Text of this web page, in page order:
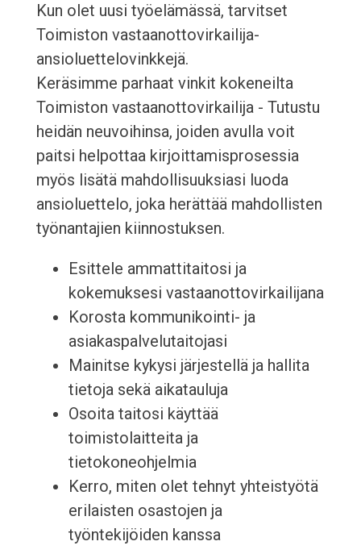
Kun olet uusi työelämässä, tarvitset
Toimiston vastaanottovirkailija-
ansioluettelovinkkejä.
Keräsimme parhaat vinkit kokeneilta
Toimiston vastaanottovirkailija - Tutustu
heidän neuvoihinsa, joiden avulla voit
paitsi helpottaa kirjoittamisprosessia
myös lisätä mahdollisuuksiasi luoda
ansioluettelo, joka herättää mahdollisten
työnantajien kiinnostuksen.
Esittele ammattitaitosi ja
kokemuksesi vastaanottovirkailijana
Korosta kommunikointi- ja
asiakaspalvelutaitojasi
Mainitse kykysi järjestellä ja hallita
tietoja sekä aikatauluja
Osoita taitosi käyttää
toimistolaitteita ja
tietokoneohjelmia
Kerro, miten olet tehnyt yhteistyötä
erilaisten osastojen ja
työntekijöiden kanssa